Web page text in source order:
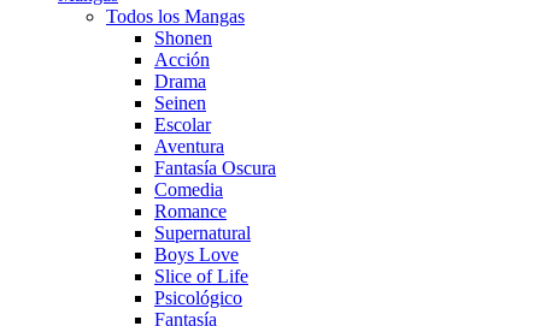
Todos los Mangas
Shonen
Acción
Drama
Seinen
Escolar
Aventura
Fantasía Oscura
Comedia
Romance
Supernatural
Boys Love
Slice of Life
Psicológico
Fantasía